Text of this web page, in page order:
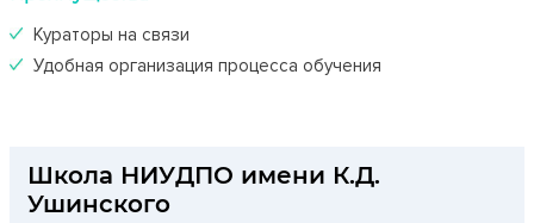
Кураторы на связи
Удобная организация процесса обучения
Школа НИУДПО имени К.Д.
Ушинского